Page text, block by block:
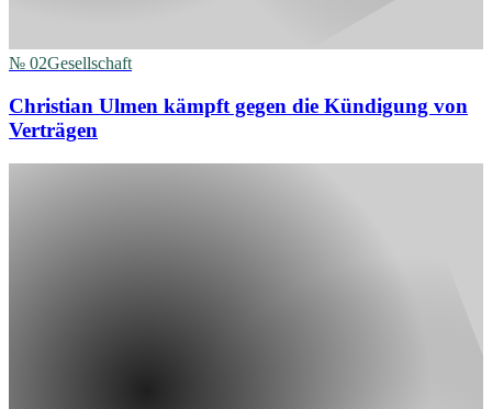
№ 02Gesellschaft
Christian Ulmen kämpft gegen die Kündigung von
Verträgen